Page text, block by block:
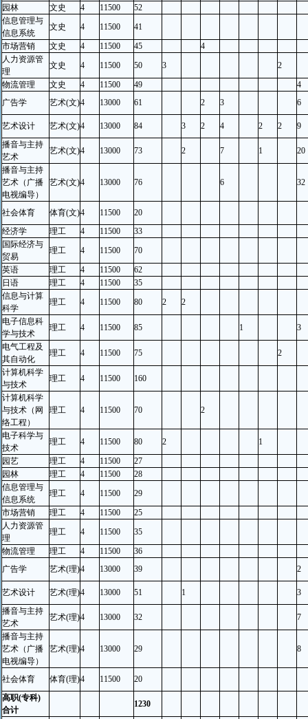
园林
文史 4 11500
52
信息管理与
信息系统
文史 4 11500
41
市场营销
文史 4 11500 45
4
人力资源管
理
文史 4 11500 50 3
2
物流管理
文史 4 11500 49
4
广告学
艺术(文)4 13000 61 2 3 6
艺术设计 艺术(文)4 13000 84 3 2 4 2 2
9
播音与主持
艺术
艺术(文)4 13000 73 2 7 1
20
播音与主持
艺术（广播
电视编导）
艺术(文)4 13000 76 6 32
社会体育 体育(文)4 11500
20
经济学
理工 4 11500
33
国际经济与
贸易
理工 4 11500
70
英语
理工 4 11500
62
日语
理工 4 11500
35
信息与计算
科学
理工 4 11500 80 2
2
电子信息科
学与技术
理工 4 11500 85 1
3
电气工程及
其自动化
理工 4 11500 75
2
计算机科学
与技术
理工 4 11500
160
计算机科学
与技术（网
络工程）
理工 4 11500 70 2
电子科学与
技术
理工 4 11500 80 2
1
园艺
理工 4 11500
27
园林
理工 4 11500
28
信息管理与
信息系统
理工 4 11500
29
市场营销
理工 4 11500
25
人力资源管
理
理工 4 11500
35
物流管理
理工 4 11500
36
广告学
艺术(理)4 13000 39 2
艺术设计 艺术(理)4 13000 51 1
3
播音与主持
艺术
艺术(理)4 13000 32
7
播音与主持
艺术（广播
电视编导）
艺术(理)4 13000 29 8
社会体育 体育(理)4 11500
20
高职(专科)
合计
1230